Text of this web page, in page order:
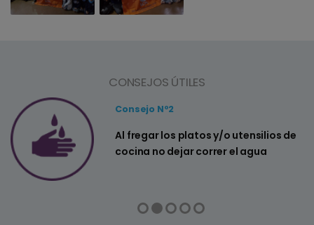
CONSEJOS ÚTILES
Consejo Nº2
Al fregar los platos y/o utensilios de
cocina no dejar correr el agua